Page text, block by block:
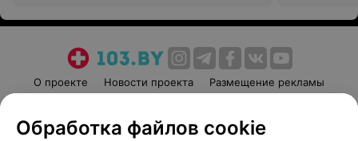
О проекте Новости проекта
Размещение рекламы
Пользовательское соглашение
Способы оплаты
Обработка файлов cookie